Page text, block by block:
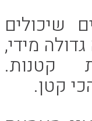
שיכולים
מידי,
קטנות.
קטן.